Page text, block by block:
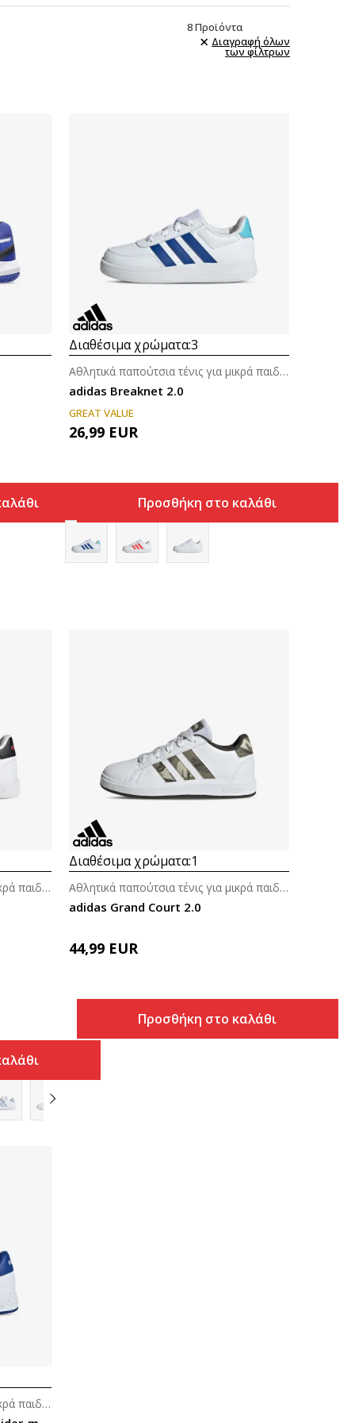
8Προϊόντα
Διαγραφή όλων
των φίλτρων
Συγκρίνετε
Διαθέσιμα χρώματα:3
adidas Breaknet 2.0
Αθλητικά παπούτσια τένις για μικρά παιδιά (4-7ε.)
GREAT VALUE
26,99 EUR
Προσθήκη στο καλάθι
Αθλητικά παπούτσια τένις για μικρά παιδιά (4-7ε.)
Συγκρίνετε
Διαθέσιμα χρώματα:1
adidas Grand Court 2.0
Αθλητικά παπούτσια τένις για μικρά παιδιά (4-7ε.)
44,99 EUR
Προσθήκη στο καλάθι
Αθλητικά παπούτσια τένις για μικρά παιδιά (4-7ε.)